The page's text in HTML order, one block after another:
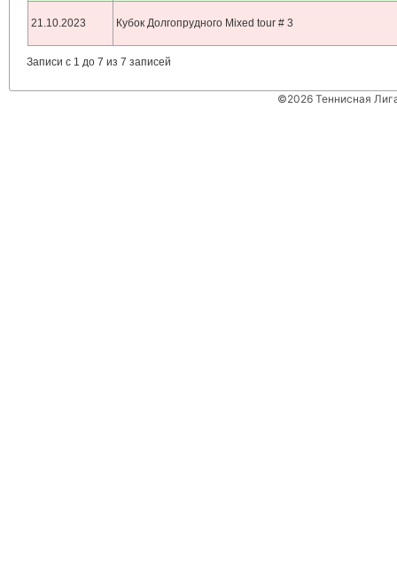
21.10.2023 Кубок Долгопрудного Mixed tour # 3
Записи с 1 до 7 из 7 записей
©2026 Теннисная